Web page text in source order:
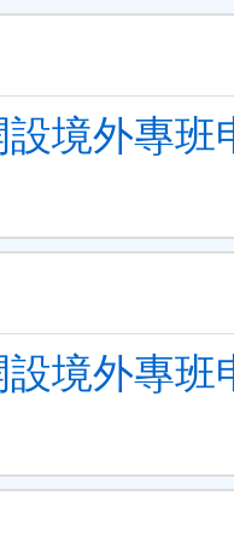
境外專班
境外專班